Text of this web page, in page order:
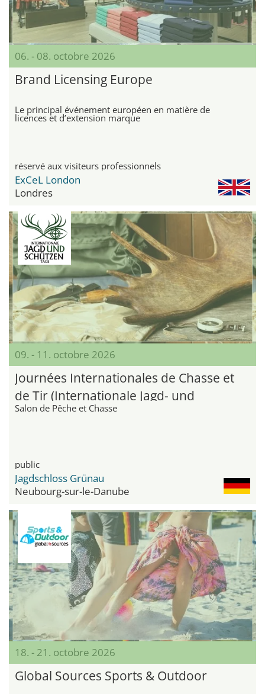
06. - 08. octobre 2026
Brand Licensing Europe
Le principal événement européen en matière de
licences et d’extension marque
réservé aux visiteurs professionnels
ExCeL London
Londres
09. - 11. octobre 2026
Journées Internationales de Chasse et
de Tir (Internationale Jagd- und
Schützentage)
Salon de Pêche et Chasse
public
Jagdschloss Grünau
Neubourg-sur-le-Danube
18. - 21. octobre 2026
Global Sources Sports & Outdoor